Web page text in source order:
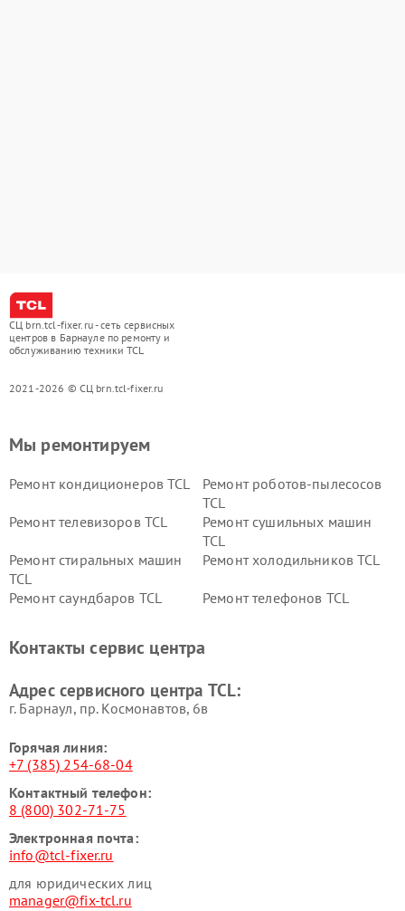
СЦ brn.tcl-fixer.ru - сеть сервисных
центров в Барнауле по ремонту и
обслуживанию техники TCL
2021-2026 © СЦ brn.tcl-fixer.ru
Мы ремонтируем
Ремонт кондиционеров TCL
Ремонт роботов-пылесосов
TCL
Ремонт телевизоров TCL
Ремонт сушильных машин
TCL
Ремонт стиральных машин
TCL
Ремонт холодильников TCL
Ремонт саундбаров TCL Ремонт телефонов TCL
Контакты сервис центра
Адрес сервисного центра TCL:
г. Барнаул, ​пр. Космонавтов, 6в
Горячая линия:
+7 (385) 254-68-04
Контактный телефон:
8 (800) 302-71-75
Электронная почта:
info@tcl-fixer.ru
для юридических лиц
manager@fix-tcl.ru